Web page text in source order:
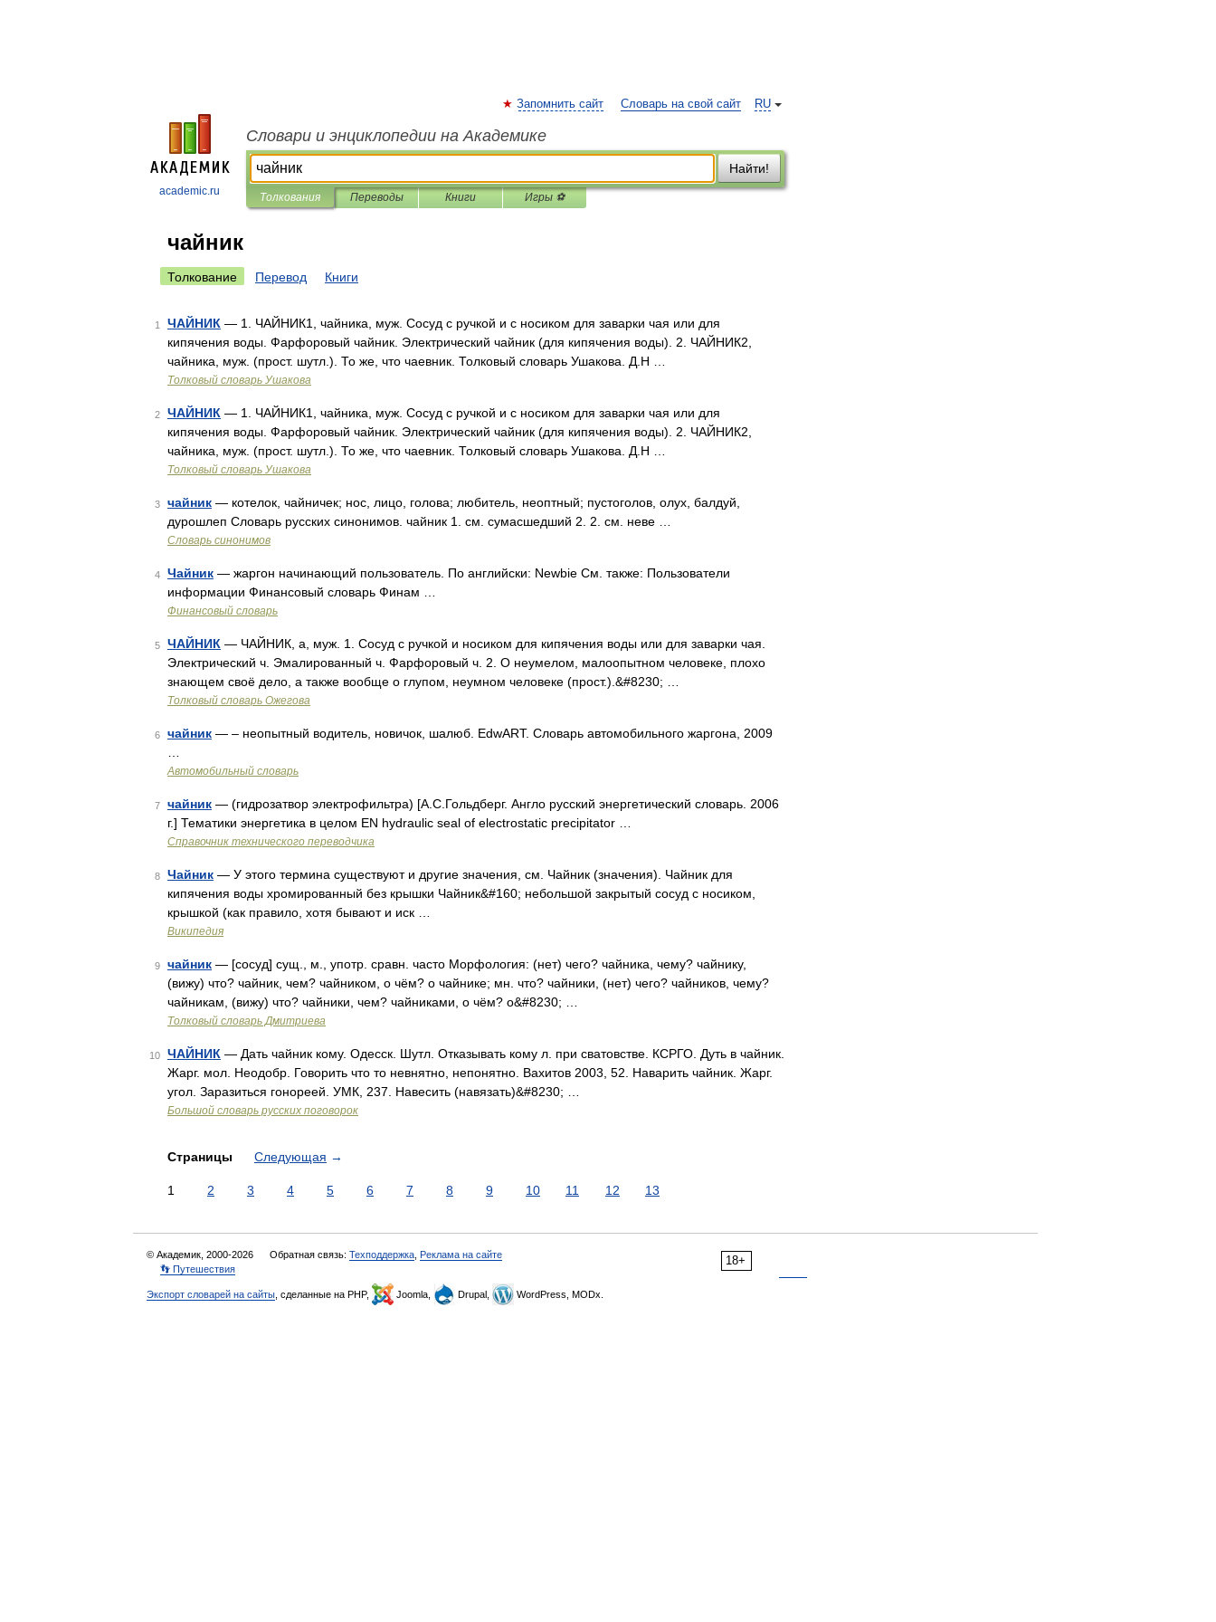
academic.ru
RU
Запомнить сайт Словарь на свой сайт
Словари и энциклопедии на Академике
Найти!
Толкования Переводы Книги Игры ⚽
чайник
Толкование Перевод Книги
1 ЧАЙНИК — 1. ЧАЙНИК1, чайника, муж. Сосуд с ручкой и с носиком для заварки чая или для
кипячения воды. Фарфоровый чайник. Электрический чайник (для кипячения воды). 2. ЧАЙНИК2,
чайника, муж. (прост. шутл.). То же, что чаевник. Толковый словарь Ушакова. Д.Н …
Толковый словарь Ушакова
2 ЧАЙНИК — 1. ЧАЙНИК1, чайника, муж. Сосуд с ручкой и с носиком для заварки чая или для
кипячения воды. Фарфоровый чайник. Электрический чайник (для кипячения воды). 2. ЧАЙНИК2,
чайника, муж. (прост. шутл.). То же, что чаевник. Толковый словарь Ушакова. Д.Н …
Толковый словарь Ушакова
3 чайник — котелок, чайничек; нос, лицо, голова; любитель, неоптный; пустоголов, олух, балдуй,
дурошлеп Словарь русских синонимов. чайник 1. см. сумасшедший 2. 2. см. неве …
Словарь синонимов
4 Чайник — жаргон начинающий пользователь. По английски: Newbie См. также: Пользователи
информации Финансовый словарь Финам …
Финансовый словарь
5 ЧАЙНИК — ЧАЙНИК, а, муж. 1. Сосуд с ручкой и носиком для кипячения воды или для заварки чая.
Электрический ч. Эмалированный ч. Фарфоровый ч. 2. О неумелом, малоопытном человеке, плохо
знающем своё дело, а также вообще о глупом, неумном человеке (прост.).&#8230; …
Толковый словарь Ожегова
6 чайник — – неопытный водитель, новичок, шалюб. EdwART. Словарь автомобильного жаргона, 2009
Автомобильный словарь
7 чайник — (гидрозатвор электрофильтра) [А.С.Гольдберг. Англо русский энергетический словарь. 2006
г.] Тематики энергетика в целом EN hydraulic seal of electrostatic precipitator …
Справочник технического переводчика
8 Чайник — У этого термина существуют и другие значения, см. Чайник (значения). Чайник для
кипячения воды хромированный без крышки Чайник&#160; небольшой закрытый сосуд с носиком,
крышкой (как правило, хотя бывают и иск …
Википедия
9 чайник — [сосуд] сущ., м., употр. сравн. часто Морфология: (нет) чего? чайника, чему? чайнику,
(вижу) что? чайник, чем? чайником, о чём? о чайнике; мн. что? чайники, (нет) чего? чайников, чему?
чайникам, (вижу) что? чайники, чем? чайниками, о чём? о&#8230; …
Толковый словарь Дмитриева
10 ЧАЙНИК — Дать чайник кому. Одесск. Шутл. Отказывать кому л. при сватовстве. КСРГО. Дуть в чайник.
Жарг. мол. Неодобр. Говорить что то невнятно, непонятно. Вахитов 2003, 52. Наварить чайник. Жарг.
угол. Заразиться гонореей. УМК, 237. Навесить (навязать)&#8230; …
Большой словарь русских поговорок
Страницы Следующая →
1 2 3 4 5 6 7 8 9 10 11 12 13
18+
© Академик, 2000-2026 Обратная связь: Техподдержка Реклама на сайте
👣 Путешествия
Экспорт словарей на сайты , сделанные на PHP, Joomla, Drupal, WordPress, MODx.